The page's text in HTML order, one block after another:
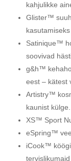
kahjulikke
Glister™
Satinique™
soovivad
g&h™
eest – kätest
Artistry™
kaunist külge.
XS™ Sport
eSpring™
iCook™